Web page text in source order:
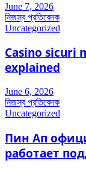
June 7, 2026
নিজস্ব প্রতিবেদক
Uncategorized
Casino sicuri
explained
June 6, 2026
নিজস্ব প্রতিবেদক
Uncategorized
Пин Ап
работает